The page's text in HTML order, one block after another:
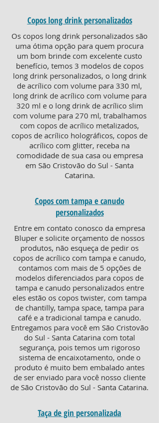
Copos long drink personalizados
Os copos long drink personalizados são
uma ótima opção para quem procura
um bom brinde com excelente custo
benefício, temos 3 modelos de copos
long drink personalizados, o long drink
de acrílico com volume para 330 ml,
long drink de acrílico com volume para
320 ml e o long drink de acrílico slim
com volume para 270 ml, trabalhamos
com copos de acrílico metalizados,
copos de acrílico holográficos, copos de
acrílico com glitter, receba na
comodidade de sua casa ou empresa
em São Cristovão do Sul - Santa
Catarina.
Copos com tampa e canudo
personalizados
Entre em contato conosco da empresa
Bluper e solicite orçamento de nossos
produtos, não esqueça de pedir os
copos de acrílico com tampa e canudo,
contamos com mais de 5 opções de
modelos diferenciados para copos de
tampa e canudo personalizados entre
eles estão os copos twister, com tampa
de chantilly, tampa space, tampa para
café e a tradicional tampa e canudo.
Entregamos para você em São Cristovão
do Sul - Santa Catarina com total
segurança, pois temos um rigoroso
sistema de encaixotamento, onde o
produto é muito bem embalado antes
de ser enviado para você nosso cliente
de São Cristovão do Sul - Santa Catarina.
Taça de gin personalizada